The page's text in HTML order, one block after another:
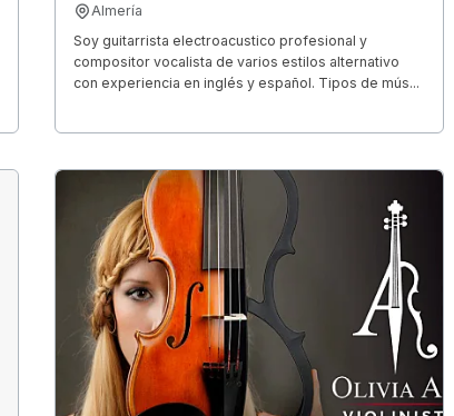
Almería
Soy guitarrista electroacustico profesional y
compositor vocalista de varios estilos alternativo
con experiencia en inglés y español. Tipos de mús...